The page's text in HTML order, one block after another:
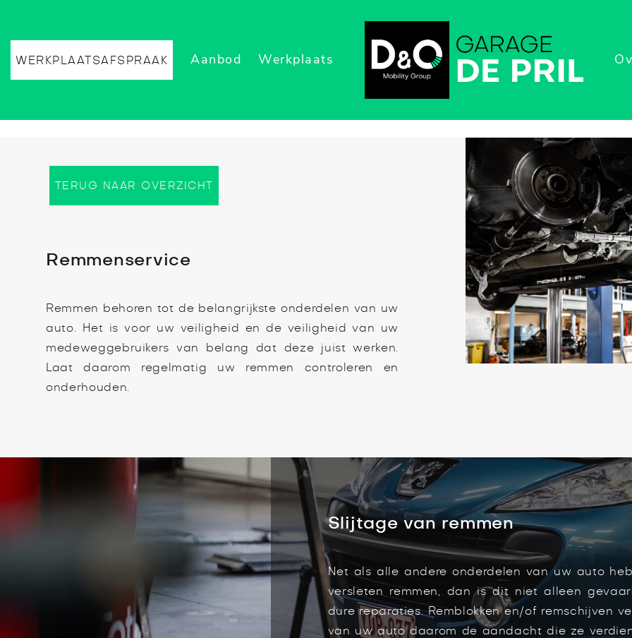
WERKPLAATSAFSPRAAK Aanbod Werkplaats
TERUG NAAR OVERZICHT
Remmenservice
Remmen behoren tot de belangrijkste onderdelen van uw
auto. Het is voor uw veiligheid en de veiligheid van uw
medeweggebruikers van belang dat deze juist werken.
Laat daarom regelmatig uw remmen controleren en
onderhouden.
Slijtage van remmen
Net als alle andere onderdelen van uw auto
versleten remmen, dan is dit niet alleen
dure reparaties. Remblokken en/of remschijven
van uw auto daarom de aandacht die ze